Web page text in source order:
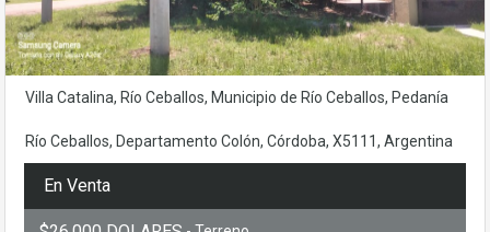
Villa Catalina, Río Ceballos, Municipio de Río Ceballos, Pedanía
Río Ceballos, Departamento Colón, Córdoba, X5111, Argentina
En Venta